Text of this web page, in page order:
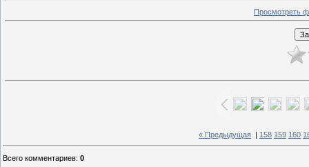
Просмотреть
« Предыдущая 158 159 160
Всего комментариев: 0